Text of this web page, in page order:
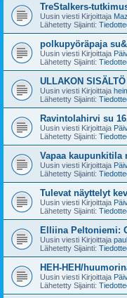
TreStalkers-
Uusin viesti Kirjoittaja Maz
Lähetetty Sijainti:
polkupyöräpaja
Uusin viesti Kirjoittaja
Lähetetty Sijainti:
ULLAKON
Uusin viesti Kirjoittaja
Lähetetty Sijainti:
Ravintolahirvi su
Uusin viesti Kirjoittaja
Lähetetty Sijainti:
Vapaa kaupunkitila
Uusin viesti Kirjoittaja
Lähetetty Sijainti:
Tulevat näyttelyt
Uusin viesti Kirjoittaja
Lähetetty Sijainti:
Elliina Peltoniemi:
Uusin viesti Kirjoittaja
Lähetetty Sijainti:
HEH-HEH/
Uusin viesti Kirjoittaja
Lähetetty Sijainti: